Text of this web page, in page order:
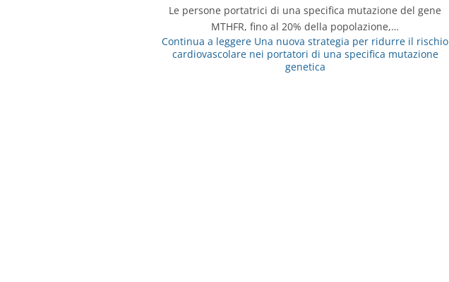
Le persone portatrici di una specifica mutazione del gene
MTHFR, fino al 20% della popolazione,…
Continua a leggere Una nuova strategia per ridurre il rischio
cardiovascolare nei portatori di una specifica mutazione
genetica